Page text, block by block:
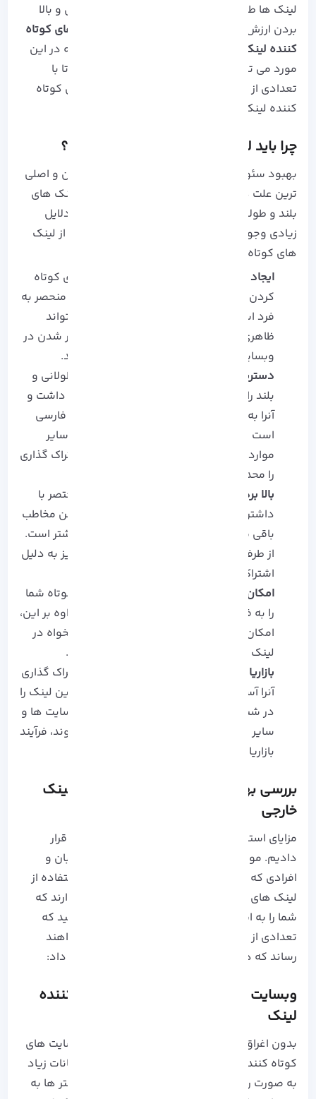
لینک ها طولانی بوده و نیاز است برای بهینه سازی و بالا
بردن ارزش آن، کوتاه تر شوند.
استفاده از سایت‌های کوتاه
کننده لینک
، یکی از رایج ترین روش هایی است که در این
مورد می تواند به شما کمک کند. همراه ما باشید تا با
تعدادی از معتبرترین وبسایت های داخلی و خارجی کوتاه
کننده لینک آشنا شوید!
چرا باید لینک های طولانی را کوتاه کنیم؟
بهبود سئو
و افزایش بهینه سازی یکی از رایج ترین و اصلی
ترین علت های روی آوردن افراد به کوتاه کردن لینک های
بلند و طولانی است. اما این همه موضوع نیست، دلایل
زیادی وجود دارد که برای اشتراک گذاری نیاز است از لینک
های کوتاه شده استفاده کنید:
ایجاد بک لینک:
یکی از محبوب ترین علت های کوتاه
کردن لینک، حفظ ظاهر زیبا و ایجاد بک لینک منحصر به
فرد است. کوتاه و خاص بودن بک لینک می تواند
ظاهری منظم به صفحه کاربر داده و با منتشر شدن در
وبسایت و صفحات مجازی به آن اعتبار ببخشند.
دسترسی و اشتراک گذاری راحت:
لینک های طولانی و
بلند را به طور معمول نمی توان در خاطر نگه داشت و
آنرا به راحتی منتشر کرد. اغلب این لینک های فارسی
است که به دلیل استفاده از اعداد و ارقام و سایر
موارد طولانی بوده و دسترسی کاربران و اشتراک گذاری
را محدود می کنند.
بالا بردن شانس کلیک:
لینک های کوتاه و مختصر با
داشتن ظاهری زیبا و فرار نبودن، بهتر در ذهن مخاطب
باقی مانده و احتمال کلیک بر روی آنها نیز بیشتر است.
از طرفی، تعامل کاربران در لینک های کوتاه نیز به دلیل
اشتراک گذاری آسان افزایش می یابد.
امکان شخصی سازی:
استفاده از لینک های کوتاه شما
را به فردی جدی و حرفه ای تبدیل می کند. علاوه بر این،
امکان شخصی سازی با عنوان و توضیحات دلخواه در
لینک های کوتاه برای شما فراهم خواهد شد.
بازاریابی موفق:
کوتاه بودن لینک امکان اشتراک گذاری
آنرا آسان می کند و شما می توانید به راحتی این لینک را
در شبکه های اجتماعی متفاوت، بازاریابی وبسایت ها و
سایر موارد منتشر کرده و تعامل کنید. این روند، فرآیند
بازاریابی شما را به موفقیت خواهد رساند.
بررسی بهترین سایت های کوتاه کننده لینک
خارجی
مزایای استفاده از لینک های کوتاه را مورد بررسی قرار
دادیم. موارد ذکر شده از دلایل روی آوردن بازاریابان و
افرادی که در زمینه
فعالیت دارند به استفاده از
لینک های کوتاه و خاص است. ابزار هایی وجود دارند که
شما را به این هدف نزدیک می کنند. فراموش نکنید که
تعدادی از این سایت ها شما را به درآمد خوبی خواهند
رساند که در ادامه برایتان مفصل توضیح خواهیم داد:
وبسایت Bitly، محبوب ترین ابزار کوتاه کننده
لینک
بدون اغراق می توان گفت
از محبوب ترین سایت های
کوتاه کننده لینک به شمار می رود که با ارائه امکانات زیاد
به صورت رایگان جایگاه ویژه ای را در بین وب مستر ها به